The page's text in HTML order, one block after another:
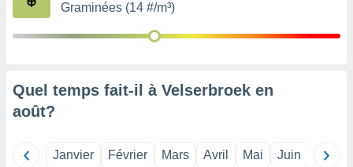
des
le
en
Graminées (14 #/m³)
Quel temps fait-il à Velserbroek en
août?
Janvier Février Mars Avril Mai Juin Juillet